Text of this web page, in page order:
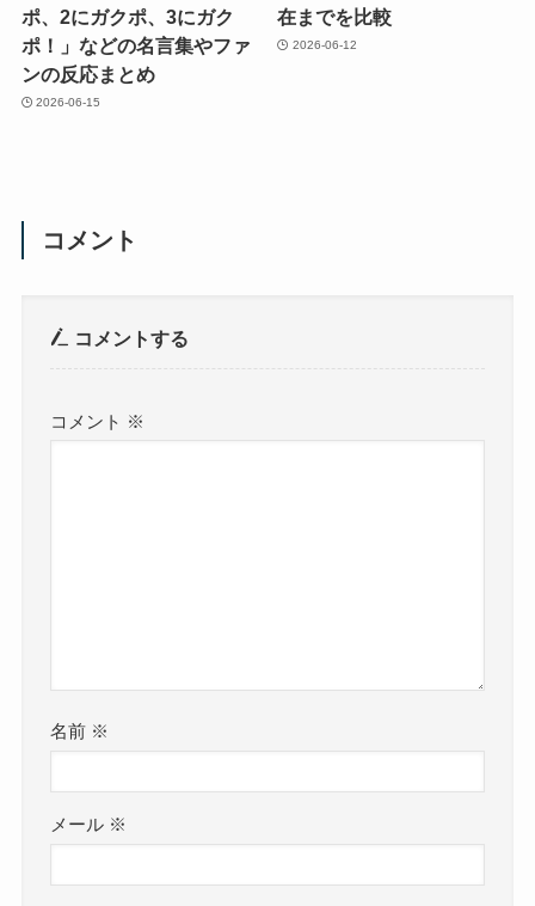
ポ、2にガクポ、3にガク
ポ！」などの名言集やファ
ンの反応まとめ
2026-06-15
在までを比較
2026-06-12
コメント
コメントする
コメント ※
名前 ※
メール ※